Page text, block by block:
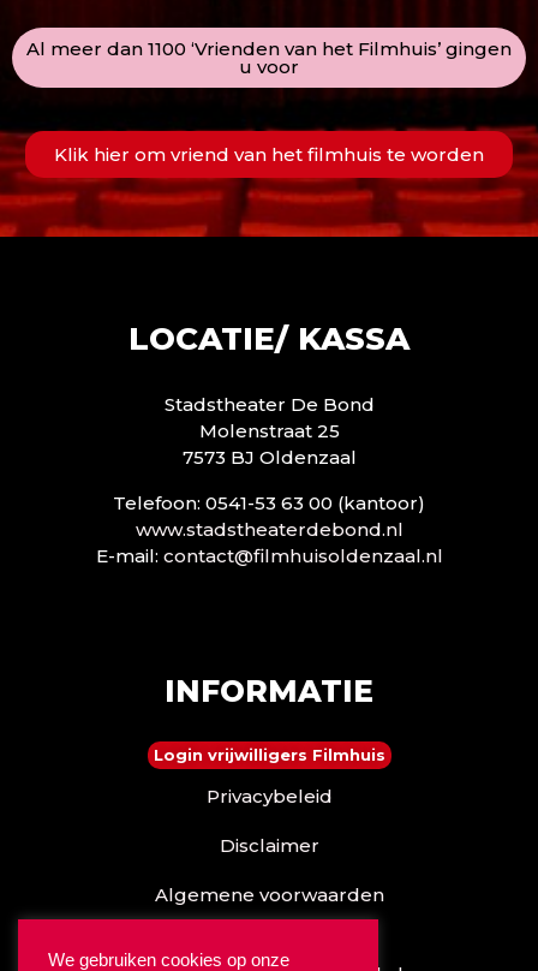
Al meer dan 1100 ‘Vrienden van het Filmhuis’ gingen
u voor
Klik hier om vriend van het filmhuis te worden
LOCATIE/ KASSA
Stadstheater De Bond
Molenstraat 25
7573 BJ Oldenzaal
Telefoon: 0541-53 63 00 (kantoor)
www.stadstheaterdebond.nl
E-mail: contact@filmhuisoldenzaal.nl
INFORMATIE
Login vrijwilligers Filmhuis
Privacybeleid
Disclaimer
Algemene voorwaarden
We gebruiken cookies op onze